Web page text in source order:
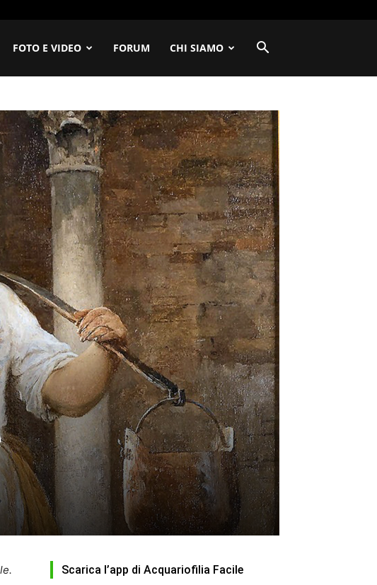
FOTO E VIDEO FORUM CHI SIAMO
Scarica l’app di Acquariofilia Facile